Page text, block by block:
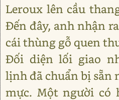
Leroux lên cầu
Đến đây, anh nhận
cái thùng gỗ quen
Đối diện lối giao
lịnh đã chuẩn bị sẵn
mực. Một người có